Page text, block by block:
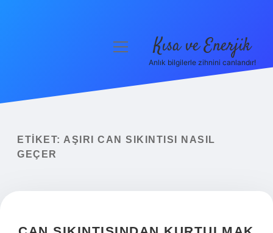
Yasal Uyarı
menüyü
Kısa ve Enerjik
Anlık bilgilerle zihnini canlandır!
ETIKET: AŞIRI CAN SIKINTISI NASIL
GEÇER